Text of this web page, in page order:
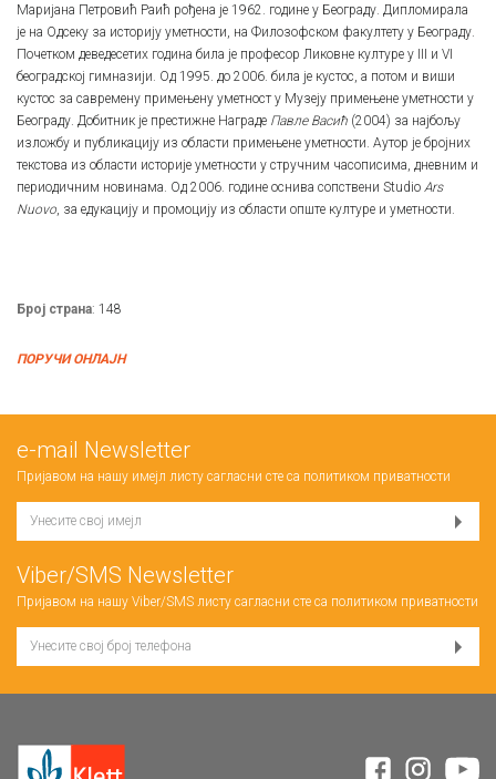
Маријана Петровић Раић рођена је 1962. године у Београду. Дипломирала
је на Одсеку за историју уметности, на Филозофском факултету у Београду.
Почетком деведесетих година била је професор Ликовне културе у III и VI
београдској гимназији. Од 1995. до 2006. била је кустос, а потом и виши
кустос за савремену примењену уметност у Музеју примењене уметности у
Београду. Добитник је престижне Награде Павле Васић (2004) за најбољу
изложбу и публикацију из области примењене уметности. Аутор је бројних
текстова из области историје уметности у стручним часописима, дневним и
периодичним новинама. Од 2006. године оснива сопствени Studio Ars
Nuovo , за едукацију и промоцију из области опште културе и уметности.
Број страна: 148
ПОРУЧИ ОНЛАЈН
е-mail Newsletter
Пријавом на нашу имејл листу сагласни сте са политиком приватности
Viber/SMS Newsletter
Пријавом на нашу Viber/SMS листу сагласни сте са политиком приватности